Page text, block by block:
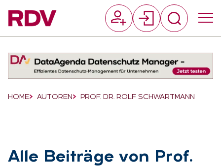
Breadcrumb-Navigation
HOME AUTOREN PROF. DR. ROLF SCHWARTMANN
Alle Bei­trä­ge von Prof.